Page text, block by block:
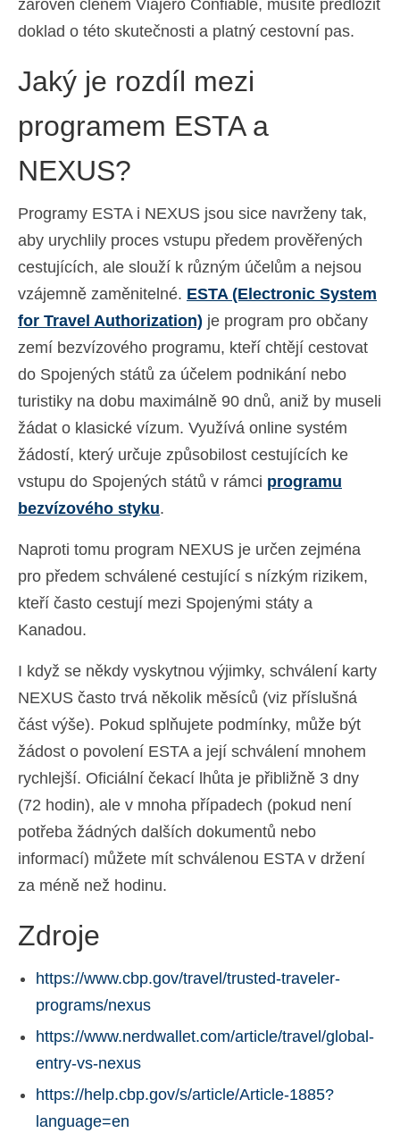
zároveň členem Viajero Confiable, musíte předložit
doklad o této skutečnosti a platný cestovní pas.
Jaký je rozdíl mezi
programem ESTA a
NEXUS?
Programy ESTA i NEXUS jsou sice navrženy tak,
aby urychlily proces vstupu předem prověřených
cestujících, ale slouží k různým účelům a nejsou
vzájemně zaměnitelné. ESTA (Electronic System
for Travel Authorization) je program pro občany
zemí bezvízového programu, kteří chtějí cestovat
do Spojených států za účelem podnikání nebo
turistiky na dobu maximálně 90 dnů, aniž by museli
žádat o klasické vízum. Využívá online systém
žádostí, který určuje způsobilost cestujících ke
vstupu do Spojených států v rámci programu
bezvízového styku.
Naproti tomu program NEXUS je určen zejména
pro předem schválené cestující s nízkým rizikem,
kteří často cestují mezi Spojenými státy a
Kanadou.
I když se někdy vyskytnou výjimky, schválení karty
NEXUS často trvá několik měsíců (viz příslušná
část výše). Pokud splňujete podmínky, může být
žádost o povolení ESTA a její schválení mnohem
rychlejší. Oficiální čekací lhůta je přibližně 3 dny
(72 hodin), ale v mnoha případech (pokud není
potřeba žádných dalších dokumentů nebo
informací) můžete mít schválenou ESTA v držení
za méně než hodinu.
Zdroje
https://www.cbp.gov/travel/trusted-traveler-
programs/nexus
https://www.nerdwallet.com/article/travel/global-
entry-vs-nexus
https://help.cbp.gov/s/article/Article-1885?
language=en